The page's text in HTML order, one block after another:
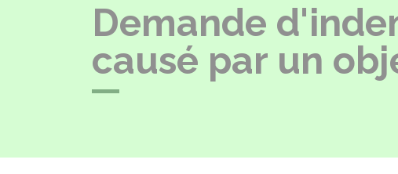
Demande
causé par un